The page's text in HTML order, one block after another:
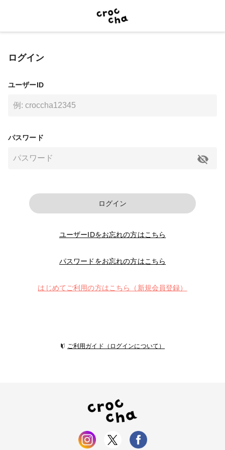
ログイン
ユーザーID
パスワード
ログイン
ユーザーIDをお忘れの方はこちら
パスワードをお忘れの方はこちら
はじめてご利用の方はこちら（新規会員登録）
ご利用ガイド（ログインについて）